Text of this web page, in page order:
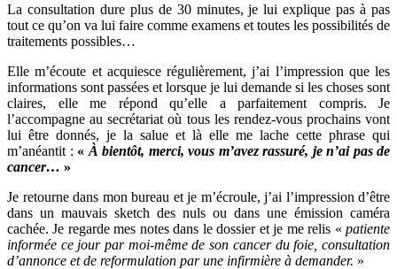
La consultation dure plus de 30 minutes, je lui explique pas à pas
tout ce qu’on va lui faire comme examens et toutes les possibilités de
traitements possibles…
Elle m’écoute et acquiesce régulièrement, j’ai l’impression que les
informations sont passées et lorsque je lui demande si les choses sont
claires, elle me répond qu’elle a parfaitement compris. Je
l’accompagne au secrétariat où tous les rendez-vous prochains vont
lui être donnés, je la salue et là elle me lache cette phrase qui
m’anéantit : « À bientôt, merci, vous m’avez rassuré, je n’ai pas de
cancer… »
Je retourne dans mon bureau et je m’écroule, j’ai l’impression d’être
dans un mauvais sketch des nuls ou dans une émission caméra
cachée. Je regarde mes notes dans le dossier et je me relis « patiente
informée ce jour par moi-même de son cancer du foie, consultation
d’annonce et de reformulation par une infirmière à demander. »